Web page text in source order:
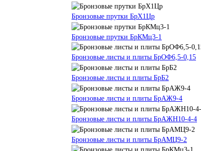
Бронзовые прутки БрХ1Цр
Бронзовые прутки БрКМц3-1
Бронзовые листы и плиты БрОФ6,5-0,15
Бронзовые листы и плиты БрБ2
Бронзовые листы и плиты БрАЖ9-4
Бронзовые листы и плиты БрАЖН10-4-4
Бронзовые листы и плиты БрАМЦ9-2